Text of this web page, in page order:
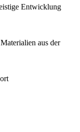
Entwicklung
aus der